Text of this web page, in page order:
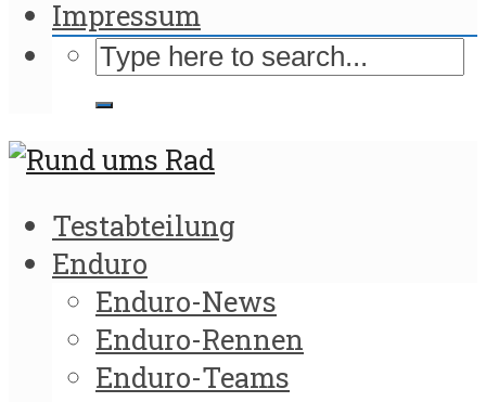
Impressum
Testabteilung
Enduro
Enduro-News
Enduro-Rennen
Enduro-Teams